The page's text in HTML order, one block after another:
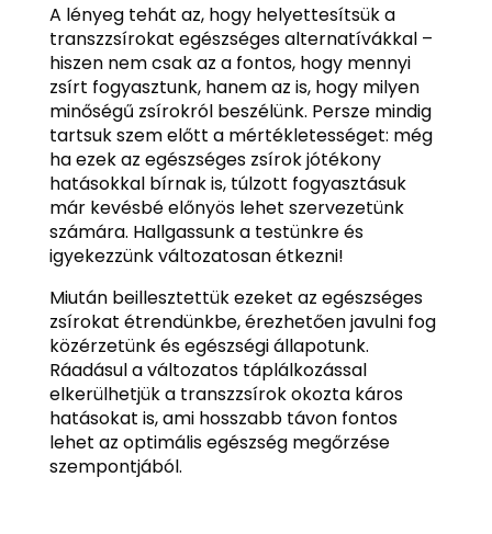
A lényeg tehát az, hogy helyettesítsük a
transzzsírokat egészséges alternatívákkal –
hiszen nem csak az a fontos, hogy mennyi
zsírt fogyasztunk, hanem az is, hogy milyen
minőségű zsírokról beszélünk. Persze mindig
tartsuk szem előtt a mértékletességet: még
ha ezek az egészséges zsírok jótékony
hatásokkal bírnak is, túlzott fogyasztásuk
már kevésbé előnyös lehet szervezetünk
számára. Hallgassunk a testünkre és
igyekezzünk változatosan étkezni!
Miután beillesztettük ezeket az egészséges
zsírokat étrendünkbe, érezhetően javulni fog
közérzetünk és egészségi állapotunk.
Ráadásul a változatos táplálkozással
elkerülhetjük a transzzsírok okozta káros
hatásokat is, ami hosszabb távon fontos
lehet az optimális egészség megőrzése
szempontjából.